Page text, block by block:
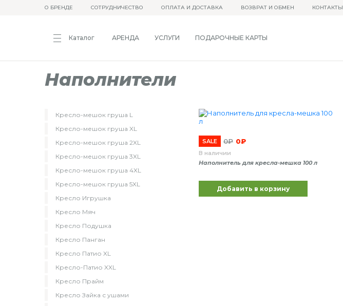
О БРЕНДЕ СОТРУДНИЧЕСТВО ОПЛАТА И ДОСТАВКА ВОЗВРАТ И ОБМЕН КОНТАКТЫ
Каталог АРЕНДА УСЛУГИ ПОДАРОЧНЫЕ КАРТЫ
Наполнители
Кресло-мешок груша L
Кресло-мешок груша XL
Кресло-мешок груша 2XL
Кресло-мешок груша 3XL
Кресло-мешок груша 4XL
Кресло-мешок груша 5XL
Кресло Игрушка
Кресло Мяч
Кресло Подушка
Кресло Панган
Кресло Патио XL
Кресло-Патио XXL
Кресло Прайм
Кресло Зайка с ушами
SALE 0₽ 0₽
В наличии
Наполнитель для кресла-мешка 100 л
Добавить в корзину